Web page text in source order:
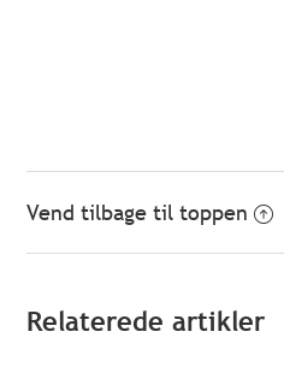
Vend tilbage til toppen
Relaterede artikler